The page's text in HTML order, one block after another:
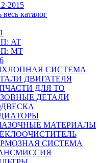
2015
каталог
AT
MT
СИСТЕМА
ДВИГАТЕЛЯ
ДЛЯ ТО
ДЕТАЛИ
МАТЕРИАЛЫ
СИСТЕМА